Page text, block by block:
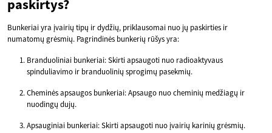
paskirtys?
Bunkeriai yra įvairių tipų ir dydžių, priklausomai nuo jų paskirties ir
numatomų grėsmių. Pagrindinės bunkerių rūšys yra:
Branduoliniai bunkeriai: Skirti apsaugoti nuo radioaktyvaus
spinduliavimo ir branduolinių sprogimų pasekmių.
Cheminės apsaugos bunkeriai: Apsaugo nuo cheminių medžiagų ir
nuodingų dujų.
Apsauginiai bunkeriai: Skirti apsaugoti nuo įvairių karinių grėsmių.